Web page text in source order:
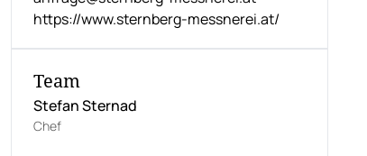
https://www.sternberg-messnerei.at/
Team
Stefan Sternad
Chef